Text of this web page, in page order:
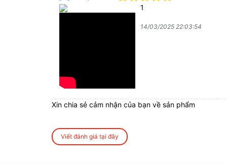
1
14/03/2025 22:03:54
Xin chia sẻ cảm nhận của bạn về sản phẩm
Viết đánh giá tại đây